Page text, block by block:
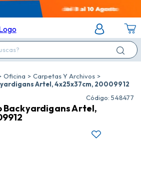
Oficina
Carpetas Y Archivos
Artel, 4x25x37cm, 20009912
: 548477
Backyardigans Artel,